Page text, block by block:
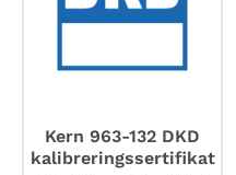
Kern 963-132 DKD
kalibreringssertifikat